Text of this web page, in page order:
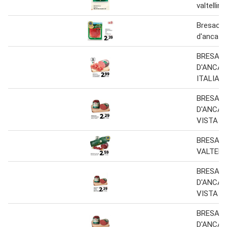
d'anca
D'ANCA
D'ANCA
VISTA
D'ANCA
VISTA
D'ANCA